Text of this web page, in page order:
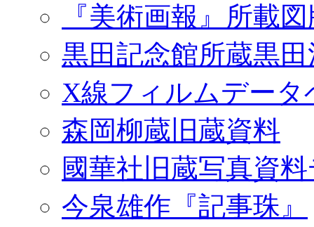
『美術画報』所載
黒田記念館所蔵黒
X線フィルムデータ
森岡柳蔵旧蔵資料
國華社旧蔵写真資
今泉雄作『記事珠』